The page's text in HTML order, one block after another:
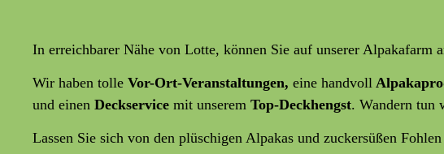
In erreichbarer Nähe von Lotte, können Sie auf unserer Alpakafarm
Wir haben tolle Vor-Ort-Veranstaltungen, eine handvoll
und einen Deckservice mit unserem Top-Deckhengst. Wandern tun
Lassen Sie sich von den plüschigen Alpakas und zuckersüßen